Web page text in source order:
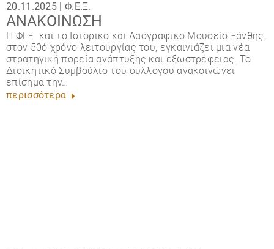
20.11.2025 | Φ.Ε.Ξ.
ΑΝΑΚΟΙΝΩΣΗ
H ΦΕΞ και το Ιστορικό και Λαογραφικό Μουσείο Ξάνθης,
στον 50ό χρόνο λειτουργίας του, εγκαινιάζει μια νέα
στρατηγική πορεία ανάπτυξης και εξωστρέφειας. Το
Διοικητικό Συμβούλιο του συλλόγου ανακοινώνει
επίσημα την…
περισσότερα